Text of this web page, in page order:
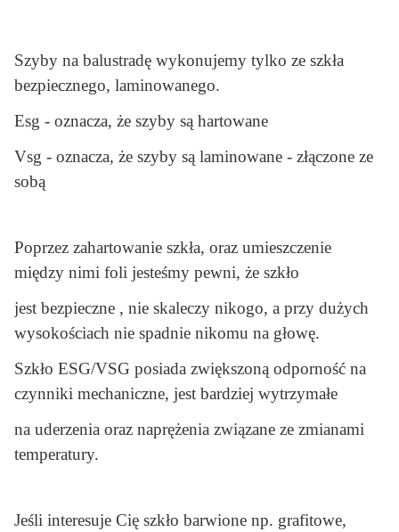
Szyby na balustradę wykonujemy tylko ze szkła
bezpiecznego, laminowanego.
Esg - oznacza, że szyby są hartowane
Vsg - oznacza, że szyby są laminowane - złączone ze
sobą
Poprzez zahartowanie szkła, oraz umieszczenie
między nimi foli jesteśmy pewni, że szkło
jest bezpieczne , nie skaleczy nikogo, a przy dużych
wysokościach nie spadnie nikomu na głowę.
Szkło ESG/VSG posiada zwiększoną odporność na
czynniki mechaniczne, jest bardziej wytrzymałe
na uderzenia oraz naprężenia związane ze zmianami
temperatury.
Jeśli interesuje Cię szkło barwione np. grafitowe,